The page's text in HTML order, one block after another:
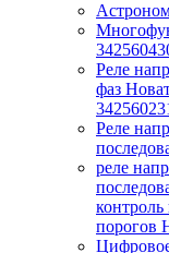
Реле
фаз
Реле
реле
контроль
порогов